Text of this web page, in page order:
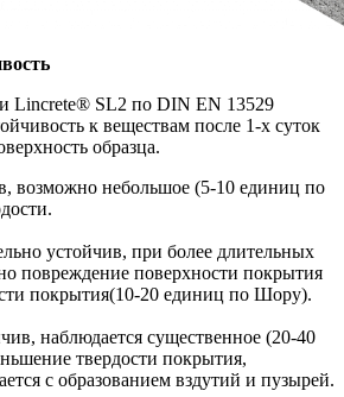
Lincrete® SL2 по DIN EN 13529
к веществам после 1-х суток
образца.
возможно небольшое (5-10 единиц по
устойчив, при более длительных
повреждение поверхности покрытия
покрытия(10-20 единиц по Шору).
наблюдается существенное (20-40
твердости покрытия,
с образованием вздутий и пузырей.